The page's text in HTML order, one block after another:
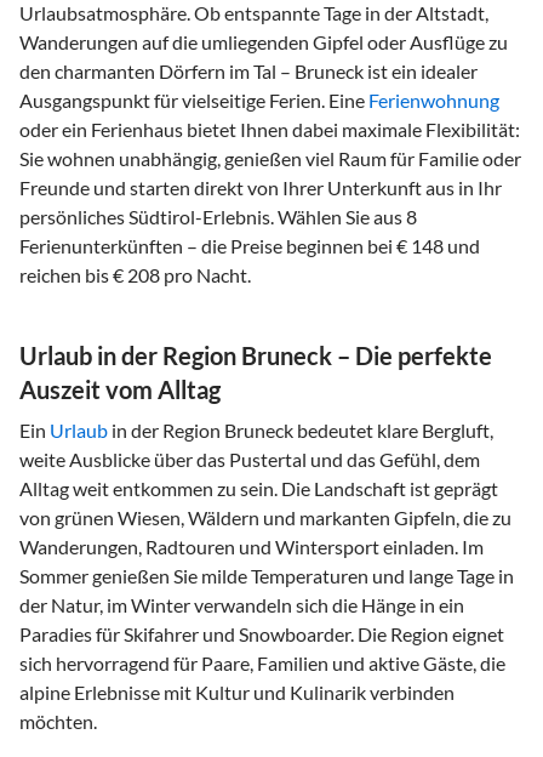
Urlaubsatmosphäre. Ob entspannte Tage in der Altstadt,
Wanderungen auf die umliegenden Gipfel oder Ausflüge zu
den charmanten Dörfern im Tal – Bruneck ist ein idealer
Ausgangspunkt für vielseitige Ferien. Eine Ferienwohnung
oder ein Ferienhaus bietet Ihnen dabei maximale Flexibilität:
Sie wohnen unabhängig, genießen viel Raum für Familie oder
Freunde und starten direkt von Ihrer Unterkunft aus in Ihr
persönliches Südtirol-Erlebnis. Wählen Sie aus 8
Ferienunterkünften – die Preise beginnen bei € 148 und
reichen bis € 208 pro Nacht.
Urlaub in der Region Bruneck – Die perfekte
Auszeit vom Alltag
Ein Urlaub in der Region Bruneck bedeutet klare Bergluft,
weite Ausblicke über das Pustertal und das Gefühl, dem
Alltag weit entkommen zu sein. Die Landschaft ist geprägt
von grünen Wiesen, Wäldern und markanten Gipfeln, die zu
Wanderungen, Radtouren und Wintersport einladen. Im
Sommer genießen Sie milde Temperaturen und lange Tage in
der Natur, im Winter verwandeln sich die Hänge in ein
Paradies für Skifahrer und Snowboarder. Die Region eignet
sich hervorragend für Paare, Familien und aktive Gäste, die
alpine Erlebnisse mit Kultur und Kulinarik verbinden
möchten.